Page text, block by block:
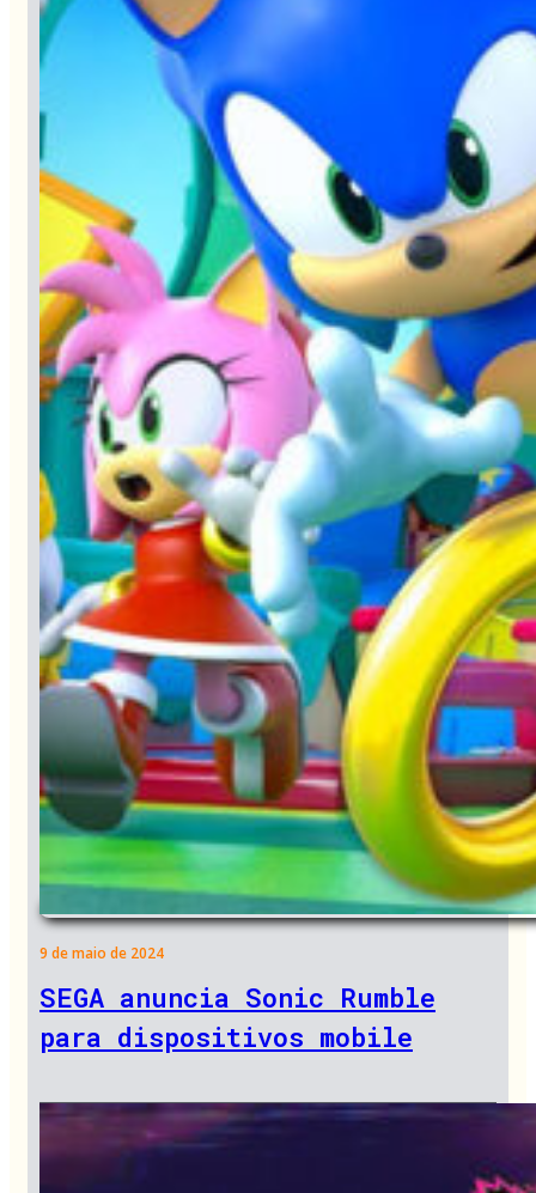
9 de maio de 2024
SEGA anuncia Sonic Rumble
para dispositivos mobile